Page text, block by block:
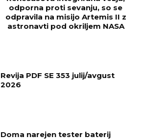
odporna proti sevanju, so se
odpravila na misijo Artemis II z
astronavti pod okriljem NASA
Revija PDF SE 353 julij/avgust
2026
Doma narejen tester baterij